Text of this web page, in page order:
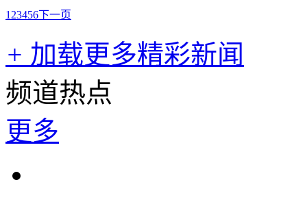
1 23456下一页
+ 加载更多精彩新闻
频道热点
更多